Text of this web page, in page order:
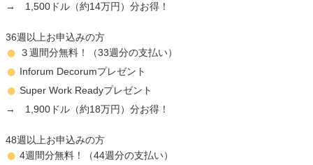
→ 1,500ドル（約14万円）分お得！
36週以上お申込みの方
３週間分無料！（33週分の支払い）
Inforum Decorumプレゼント
Super Work Readyプレゼント
→ 1,900ドル（約18万円）分お得！
48週以上お申込みの方
4週間分無料！（44週分の支払い）